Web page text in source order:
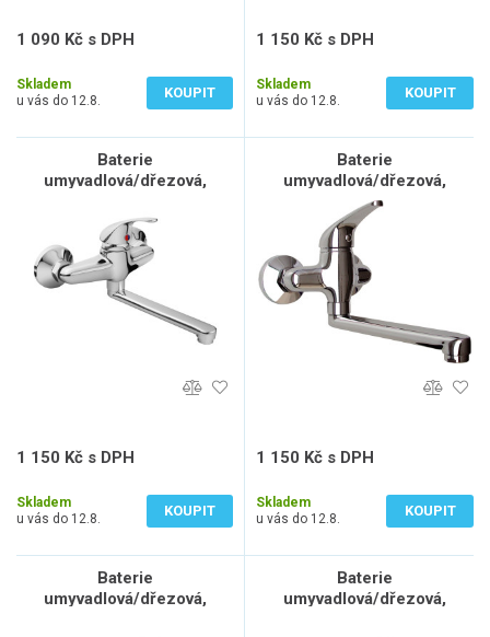
1 090 Kč s DPH
Skladem
u vás do 12.8.
KOUPIT
1 150 Kč s DPH
Skladem
u vás do 12.8.
KOUPIT
Baterie
umyvadlová/dřezová,
1 150 Kč s DPH
Skladem
u vás do 12.8.
KOUPIT
Baterie
umyvadlová/dřezová,
100mm
1 150 Kč s DPH
Skladem
u vás do 12.8.
KOUPIT
Baterie
umyvadlová/dřezová,
Baterie
umyvadlová/dřezová,